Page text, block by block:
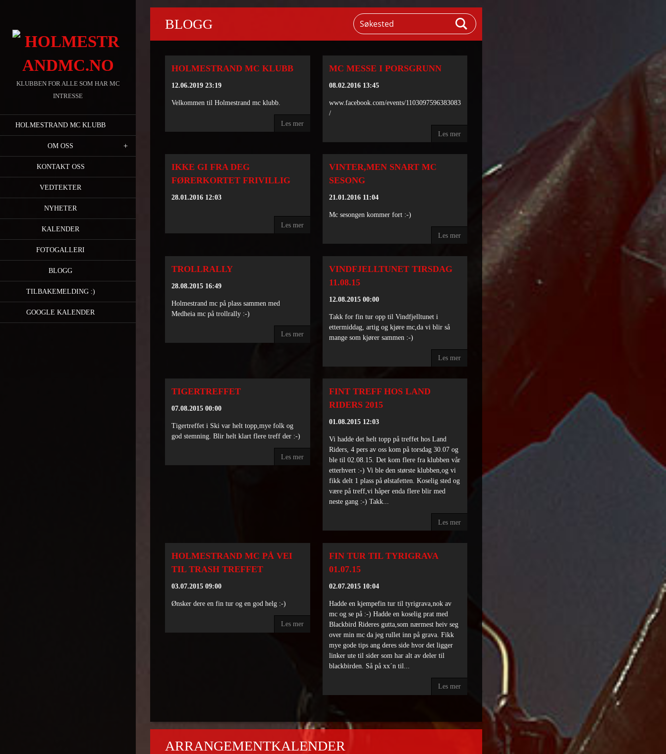
KLUBBEN FOR ALLE SOM HAR MC
INTRESSE
HOLMESTRAND MC KLUBB
OM OSS
KONTAKT OSS
VEDTEKTER
NYHETER
KALENDER
FOTOGALLERI
BLOGG
TILBAKEMELDING :)
GOOGLE KALENDER
BLOGG
HOLMESTRAND MC KLUBB
12.06.2019 23:19
Velkommen til Holmestrand mc klubb.
Les mer
MC MESSE I PORSGRUNN
08.02.2016 13:45
www.facebook.com/events/1103097596383083
/
Les mer
IKKE GI FRA DEG
FØRERKORTET FRIVILLIG
28.01.2016 12:03
Les mer
VINTER,MEN SNART MC
SESONG
21.01.2016 11:04
Mc sesongen kommer fort :-)
Les mer
TROLLRALLY
28.08.2015 16:49
Holmestrand mc på plass sammen med
Medheia mc på trollrally :-)
Les mer
VINDFJELLTUNET TIRSDAG
11.08.15
12.08.2015 00:00
Takk for fin tur opp til Vindfjelltunet i
ettermiddag, artig og kjøre mc,da vi blir så
mange som kjører sammen :-)
Les mer
TIGERTREFFET
07.08.2015 00:00
Tigertreffet i Ski var helt topp,mye folk og
god stemning. Blir helt klart flere treff der :-)
Les mer
FINT TREFF HOS LAND
RIDERS 2015
01.08.2015 12:03
Vi hadde det helt topp på treffet hos Land
Riders, 4 pers av oss kom på torsdag 30.07 og
ble til 02.08.15. Det kom flere fra klubben vår
etterhvert :-) Vi ble den største klubben,og vi
fikk delt 1 plass på ølstafetten. Koselig sted og
være på treff,vi håper enda flere blir med
neste gang :-) Takk...
Les mer
HOLMESTRAND MC PÅ VEI
TIL TRASH TREFFET
03.07.2015 09:00
Ønsker dere en fin tur og en god helg :-)
Les mer
FIN TUR TIL TYRIGRAVA
01.07.15
02.07.2015 10:04
Hadde en kjempefin tur til tyrigrava,nok av
mc og se på :-) Hadde en koselig prat med
Blackbird Rideres gutta,som nærmest heiv seg
over min mc da jeg rullet inn på grava. Fikk
mye gode tips ang deres side hvor det ligger
linker ute til sider som har alt av deler til
blackbirden. Så på xx´n til...
Les mer
ARRANGEMENTKALENDER